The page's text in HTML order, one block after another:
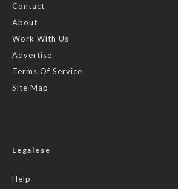
Contact
About
Work With Us
Advertise
Terms Of Service
Site Map
Legalese
Help